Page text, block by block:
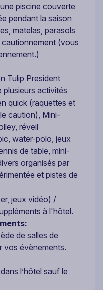
piscine couverte
pendant la saison
matelas, parasols
(vous
Tulip President
activités
quick (raquettes et
caution), Mini-
réveil
water-polo, jeux
de table, mini-
organisés par
et pistes de
jeux vidéo) /
à l'hôtel.
de salles de
vos évènements.
l’hôtel sauf le